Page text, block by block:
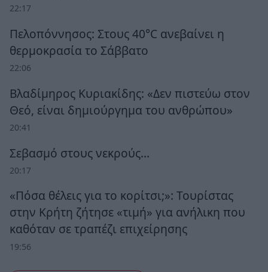
22:17
Πελοπόννησος: Στους 40°C ανεβαίνει η
θερμοκρασία το Σάββατο
22:06
Βλαδίμηρος Κυριακίδης: «Δεν πιστεύω στον
Θεό, είναι δημιούργημα του ανθρώπου»
20:41
Σεβασμό στους νεκρούς…
20:17
«Πόσα θέλεις για το κορίτσι;»: Τουρίστας
στην Κρήτη ζήτησε «τιμή» για ανήλικη που
καθόταν σε τραπέζι επιχείρησης
19:56